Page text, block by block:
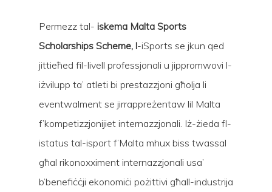
Permezz tal- iskema Malta Sports
Scholarships Scheme, l-iSports se jkun qed
jittieħed fil-livell professjonali u jippromwovi l-
iżvilupp ta’ atleti bi prestazzjoni għolja li
eventwalment se jirrappreżentaw lil Malta
f’kompetizzjonijiet internazzjonali. Iż-żieda fl-
istatus tal-isport f’Malta mhux biss twassal
għal rikonoxximent internazzjonali usa’
b’benefiċċji ekonomiċi pożittivi għall-industrija